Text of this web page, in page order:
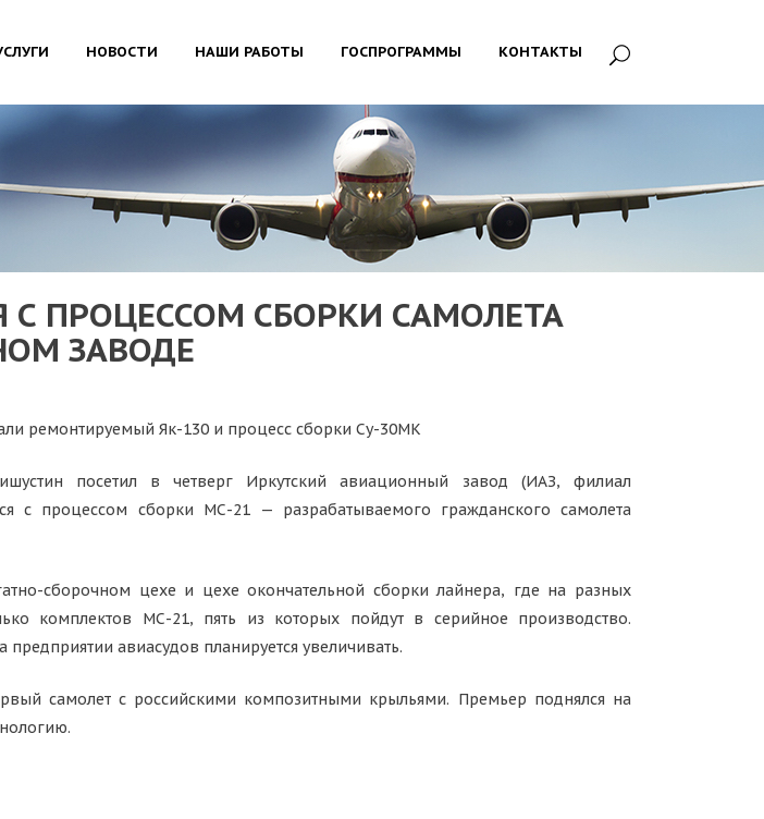
НОВОСТИ НАШИ РАБОТЫ ГОСПРОГРАММЫ КОНТАКТЫ
ПРОЦЕССОМ СБОРКИ САМОЛЕТА
ЗАВОДЕ
ремонтируемый Як-130 и процесс сборки Су-30МК
посетил в четверг Иркутский авиационный завод (ИАЗ, филиал
с процессом сборки МС-21 — разрабатываемого гражданского самолета
сборочном цехе и цехе окончательной сборки лайнера, где на разных
комплектов МС-21, пять из которых пойдут в серийное производство.
авиасудов планируется увеличивать.
самолет с российскими композитными крыльями. Премьер поднялся на